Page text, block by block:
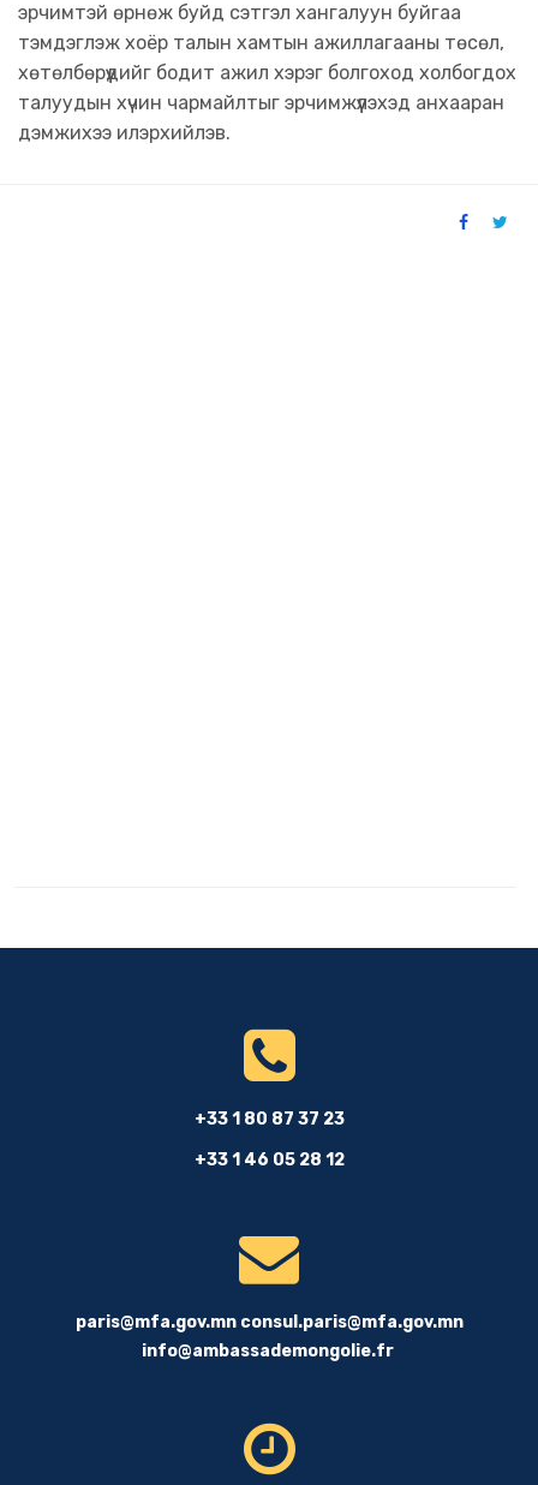
эрчимтэй өрнөж буйд сэтгэл хангалуун буйгаа
тэмдэглэж хоёр талын хамтын ажиллагааны төсөл,
хөтөлбөрүүдийг бодит ажил хэрэг болгоход холбогдох
талуудын хүчин чармайлтыг эрчимжүүлэхэд анхааран
дэмжихээ илэрхийлэв.
+33 1 80 87 37 23
+33 1 46 05 28 12
paris@mfa.gov.mn consul.paris@mfa.gov.mn
info@ambassademongolie.fr